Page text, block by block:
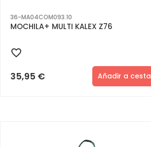
36-MA04COM093.10
MOCHILA+ MULTI KALEX Z76
35,95 € Añadir a cesta